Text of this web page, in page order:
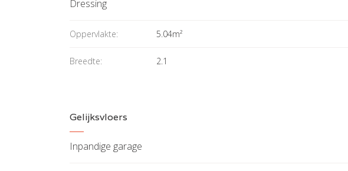
Dressing
Oppervlakte: 5.04m²
Breedte: 2.1
Gelijksvloers
Inpandige garage